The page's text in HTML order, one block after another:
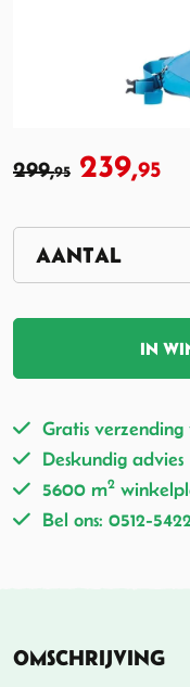
299,95 239,95
IN
Gratis
Deskundig advies
5600 m2
Bel ons: 0512-
OMSCHRIJVING